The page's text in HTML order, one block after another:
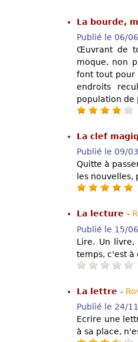
La bourde,
Publié le 06/
Œuvrant de
moque, non
font tout pour
endroits
population de
La clef
Publié le 09/
Quitte à
les
La lecture -
Publié le 15/
Lire. Un
temps, c'est à
La lettre -
Publié le 24/
Ecrire une
à sa place,